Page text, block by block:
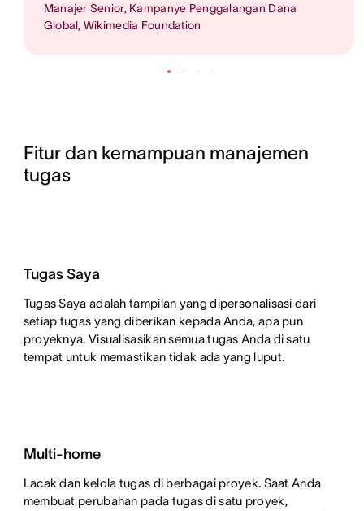
Manajer Senior, Kampanye Penggalangan Dana
Global, Wikimedia Foundation
Fitur dan kemampuan manajemen
tugas
Tugas Saya
Tugas Saya adalah tampilan yang dipersonalisasi dari
setiap tugas yang diberikan kepada Anda, apa pun
proyeknya. Visualisasikan semua tugas Anda di satu
tempat untuk memastikan tidak ada yang luput.
Multi-home
Lacak dan kelola tugas di berbagai proyek. Saat Anda
membuat perubahan pada tugas di satu proyek,